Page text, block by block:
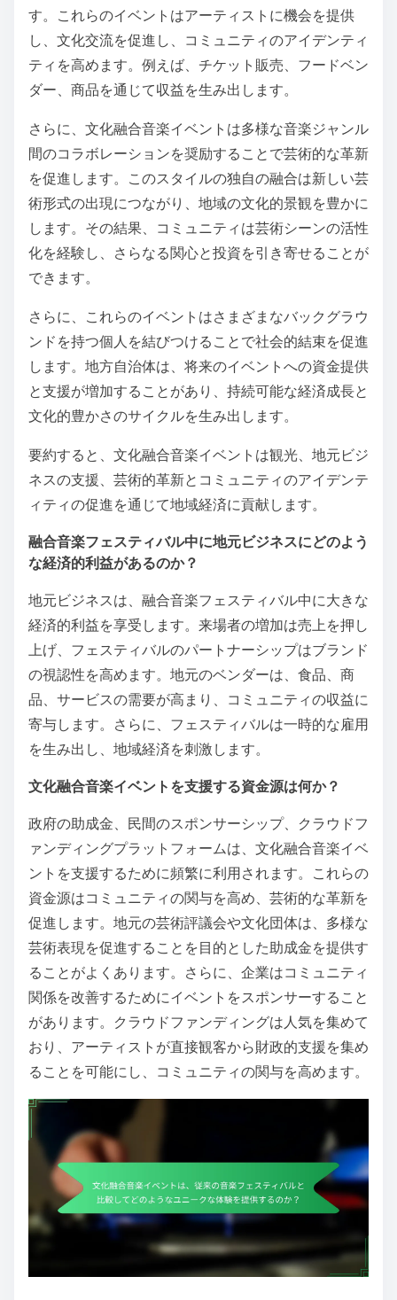
す。これらのイベントはアーティストに機会を提供
し、文化交流を促進し、コミュニティのアイデンティ
ティを高めます。例えば、チケット販売、フードベン
ダー、商品を通じて収益を生み出します。
さらに、文化融合音楽イベントは多様な音楽ジャンル
間のコラボレーションを奨励することで芸術的な革新
を促進します。このスタイルの独自の融合は新しい芸
術形式の出現につながり、地域の文化的景観を豊かに
します。その結果、コミュニティは芸術シーンの活性
化を経験し、さらなる関心と投資を引き寄せることが
できます。
さらに、これらのイベントはさまざまなバックグラウ
ンドを持つ個人を結びつけることで社会的結束を促進
します。地方自治体は、将来のイベントへの資金提供
と支援が増加することがあり、持続可能な経済成長と
文化的豊かさのサイクルを生み出します。
要約すると、文化融合音楽イベントは観光、地元ビジ
ネスの支援、芸術的革新とコミュニティのアイデンテ
ィティの促進を通じて地域経済に貢献します。
融合音楽フェスティバル中に地元ビジネスにどのよう
な経済的利益があるのか？
地元ビジネスは、融合音楽フェスティバル中に大きな
経済的利益を享受します。来場者の増加は売上を押し
上げ、フェスティバルのパートナーシップはブランド
の視認性を高めます。地元のベンダーは、食品、商
品、サービスの需要が高まり、コミュニティの収益に
寄与します。さらに、フェスティバルは一時的な雇用
を生み出し、地域経済を刺激します。
文化融合音楽イベントを支援する資金源は何か？
政府の助成金、民間のスポンサーシップ、クラウドフ
ァンディングプラットフォームは、文化融合音楽イベ
ントを支援するために頻繁に利用されます。これらの
資金源はコミュニティの関与を高め、芸術的な革新を
促進します。地元の芸術評議会や文化団体は、多様な
芸術表現を促進することを目的とした助成金を提供す
ることがよくあります。さらに、企業はコミュニティ
関係を改善するためにイベントをスポンサーすること
があります。クラウドファンディングは人気を集めて
おり、アーティストが直接観客から財政的支援を集め
ることを可能にし、コミュニティの関与を高めます。